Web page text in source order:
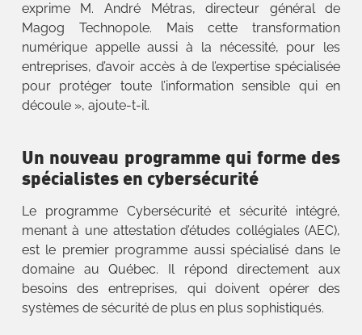
exprime M. André Métras, directeur général de
Magog Technopole. Mais cette transformation
numérique appelle aussi à la nécessité, pour les
entreprises, d’avoir accès à de l’expertise spécialisée
pour protéger toute l’information sensible qui en
découle », ajoute-t-il.
Un nouveau programme qui forme des
spécialistes en cybersécurité
Le programme Cybersécurité et sécurité intégré,
menant à une attestation d’études collégiales (AEC),
est le premier programme aussi spécialisé dans le
domaine au Québec. Il répond directement aux
besoins des entreprises, qui doivent opérer des
systèmes de sécurité de plus en plus sophistiqués.